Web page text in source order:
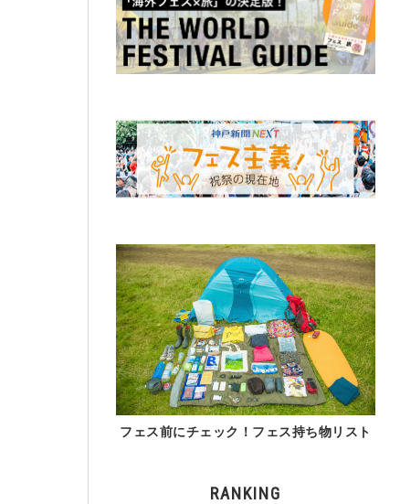
フェス前にチェック！フェス持ち物リスト
RANKING